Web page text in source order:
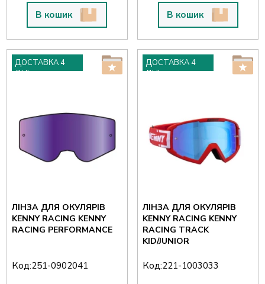
В кошик В кошик
ДОСТАВКА 4
ДНІ
ЛІНЗА ДЛЯ ОКУЛЯРІВ
KENNY RACING KENNY
RACING PERFORMANCE
Код:251-0902041
ДОСТАВКА 4
ДНІ
ЛІНЗА ДЛЯ ОКУЛЯРІВ
KENNY RACING KENNY
RACING TRACK
KID/JUNIOR
Код:221-1003033